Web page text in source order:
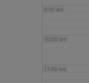
9:00 am
10:00 am
11:00 am